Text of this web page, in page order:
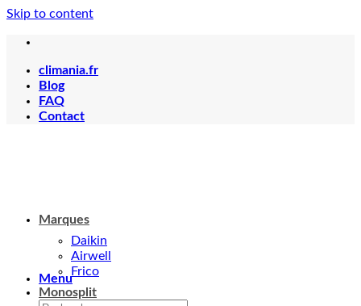
Skip to content
climania.fr
Blog
FAQ
Contact
Menu
Marques
Daikin
Airwell
Frico
Monosplit